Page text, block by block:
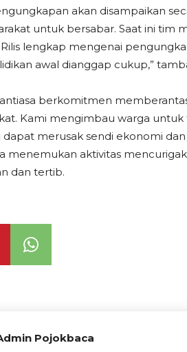
akan disampaikan
untuk bersabar. Saat ini tim
lengkap mengenai
awal dianggap cukup,”
berkomitmen
Kami mengimbau warga
merusak sendi ekonomi
menemukan aktivitas
dan tertib.
Pojokbaca